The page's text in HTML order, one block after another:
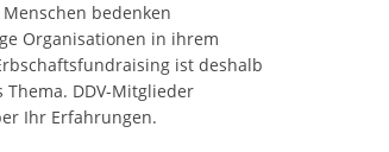
bedenken
Organisationen in ihrem
ist deshalb
Thema. DDV-Mitglieder
Ihr Erfahrungen.